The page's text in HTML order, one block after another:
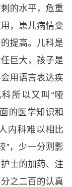
的水平，危重
，患儿病情变
提高。儿科是
巨大，孩子是
用语言表达疾
所以又叫“哑
的医学知识和
内科难以相比
”，少一分则影
士的加药、注
之二百的认真